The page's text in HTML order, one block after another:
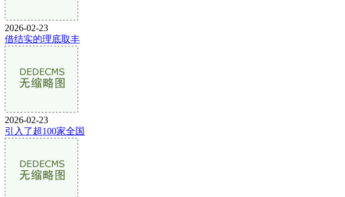
2026-02-23
借结实的理底取丰
2026-02-23
引入了超100家全国